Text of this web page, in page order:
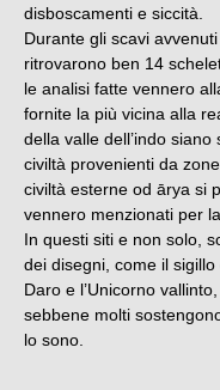
disboscamenti e siccità.
Durante gli scavi
ritrovarono ben 14
le analisi fatte vennero
fornite la più vicina alla
della valle dell’indo
civiltà provenienti da
civiltà esterne od ārya si
vennero menzionati per
In questi siti e non solo,
dei disegni, come il
Daro e l’Unicorno
sebbene molti
lo sono.